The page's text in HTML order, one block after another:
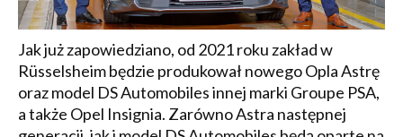
Jak już zapowiedziano, od 2021 roku zakład w
Rüsselsheim będzie produkował nowego Opla Astrę
oraz model DS Automobiles innej marki Groupe PSA,
a także Opel Insignia. Zarówno Astra następnej